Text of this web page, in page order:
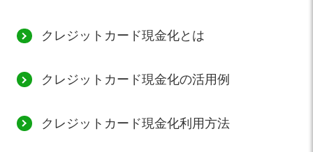
クレジットカード現金化とは
クレジットカード現金化の活用例
クレジットカード現金化利用方法